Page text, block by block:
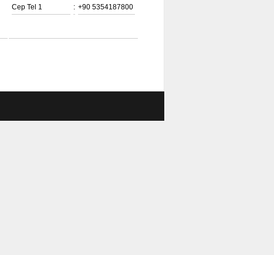
Cep Tel 1 : +90 5354187800